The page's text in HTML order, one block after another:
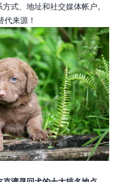
式、地址和社交媒体帐户。
来源！